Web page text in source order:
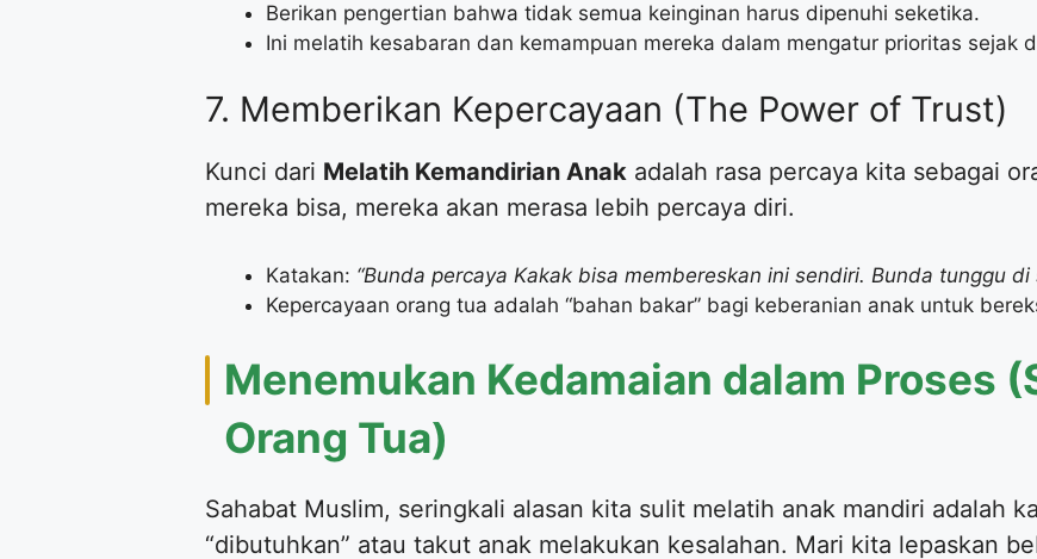
​Berikan pengertian bahwa tidak semua keinginan harus dipenuhi seketika.
​Ini melatih kesabaran dan kemampuan mereka dalam mengatur prioritas sejak
​7. Memberikan Kepercayaan (The Power of Trust)
​Kunci dari Melatih Kemandirian Anak adalah rasa percaya kita sebagai
mereka bisa, mereka akan merasa lebih percaya diri.
​Katakan: “Bunda percaya Kakak bisa membereskan ini sendiri. Bunda tunggu di
​Kepercayaan orang tua adalah “bahan bakar” bagi keberanian anak untuk
​Menemukan Kedamaian dalam Proses
Orang Tua)
​Sahabat Muslim, seringkali alasan kita sulit melatih anak mandiri adalah
“dibutuhkan” atau takut anak melakukan kesalahan. Mari kita lepaskan